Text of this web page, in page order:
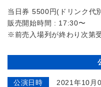
当日券 5500円(ドリンク代
販売開始時間 : 17:30〜
※前売入場列が終わり次第
公演日時
2021年10月